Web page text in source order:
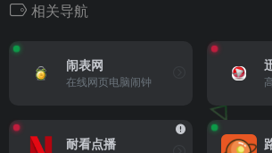
相关导航
闹表网
在线网页电脑闹钟
耐看点播